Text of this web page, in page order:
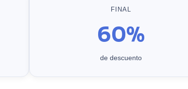
FINAL
60%
de descuento